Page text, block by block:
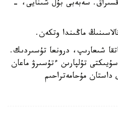
سەبەبى بۇل شىنايى، -
ماڭىندا وتكەن.
شىعارىپ، درونعا تۇسىردىك.
تۇلپارىن ءتۇسىرۋ ماعان
مۇحامەتراحىم